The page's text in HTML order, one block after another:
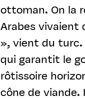
ottoman. On la
Arabes vivaient
», vient du turc.
qui garantit le
rôtissoire
cône de viande.